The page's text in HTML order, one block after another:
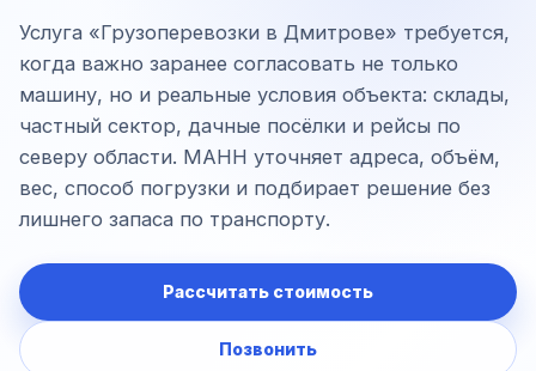
Услуга «Грузоперевозки в Дмитрове» требуется,
когда важно заранее согласовать не только
машину, но и реальные условия объекта: склады,
частный сектор, дачные посёлки и рейсы по
северу области. МАНН уточняет адреса, объём,
вес, способ погрузки и подбирает решение без
лишнего запаса по транспорту.
Рассчитать стоимость
Позвонить